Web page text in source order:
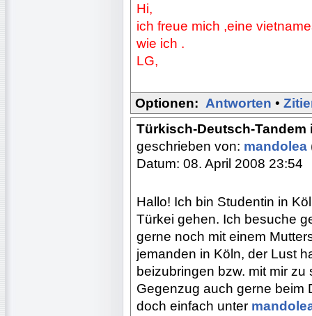
Hi,
ich freue mich ,eine
wie ich .
LG,
Optionen: Antworten •
Türkisch-Deutsch-Tandem
geschrieben von: mandolea
Datum: 08. April 2008 23:54
Hallo! Ich bin Studentin in
Türkei gehen. Ich besuche
gerne noch mit einem
jemanden in Köln, der Lust
beizubringen bzw. mit mir
Gegenzug auch gerne beim
doch einfach unter